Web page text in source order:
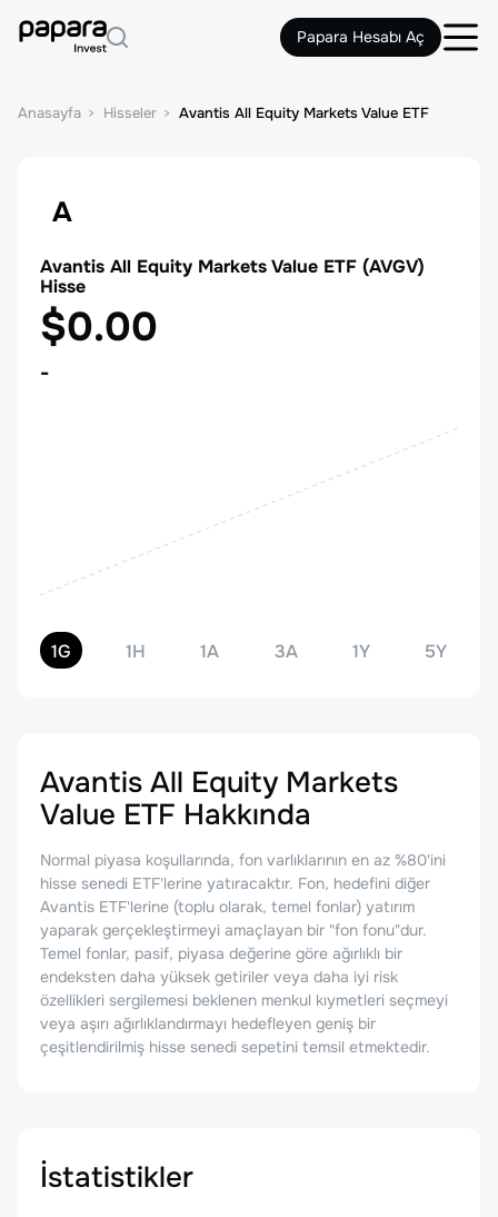
Papara Hesabı Aç
Anasayfa Hisseler Avantis All Equity Markets Value ETF
A
Avantis All Equity Markets Value ETF (AVGV)
Hisse
$0.00
-
1G 1H 1A 3A 1Y 5Y
Avantis All Equity Markets
Value ETF Hakkında
Normal piyasa koşullarında, fon varlıklarının en az %80'ini
hisse senedi ETF'lerine yatıracaktır. Fon, hedefini diğer
Avantis ETF'lerine (toplu olarak, temel fonlar) yatırım
yaparak gerçekleştirmeyi amaçlayan bir "fon fonu"dur.
Temel fonlar, pasif, piyasa değerine göre ağırlıklı bir
endeksten daha yüksek getiriler veya daha iyi risk
özellikleri sergilemesi beklenen menkul kıymetleri seçmeyi
veya aşırı ağırlıklandırmayı hedefleyen geniş bir
çeşitlendirilmiş hisse senedi sepetini temsil etmektedir.
İstatistikler